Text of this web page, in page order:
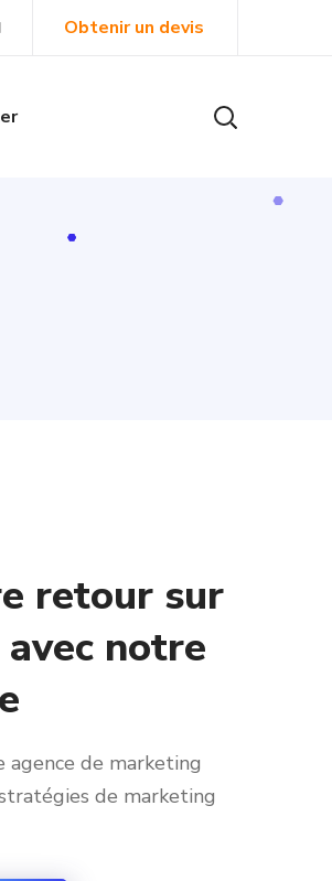
Obtenir un devis
retour sur
notre
agence de marketing
de marketing